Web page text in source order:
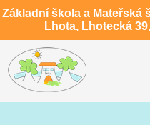
Základní škola a Mateřská
Lhota, Lhotecká